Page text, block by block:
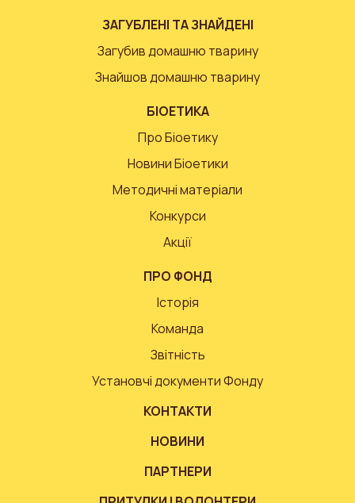
ЗАГУБЛЕНІ ТА ЗНАЙДЕНІ
Загубив домашню тварину
Знайшов домашню тварину
БІОЕТИКА
Про Біоетику
Новини Біоетики
Методичні матеріали
Конкурси
Акції
ПРО ФОНД
Історія
Команда
Звітність
Установчі документи Фонду
КОНТАКТИ
НОВИНИ
ПАРТНЕРИ